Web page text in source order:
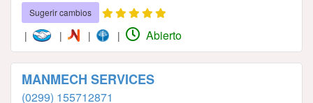
Sugerir cambios
| | | | Abierto
MANMECH SERVICES
(0299) 155712871